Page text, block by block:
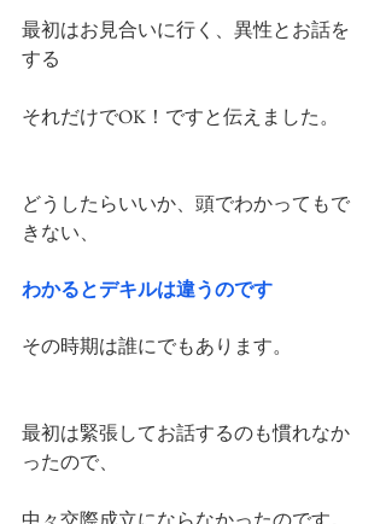
最初はお見合いに行く、異性とお話を
する
それだけでOK！ですと伝えました。
どうしたらいいか、頭でわかってもで
きない、
わかるとデキルは違うのです
その時期は誰にでもあります。
最初は緊張してお話するのも慣れなか
ったので、